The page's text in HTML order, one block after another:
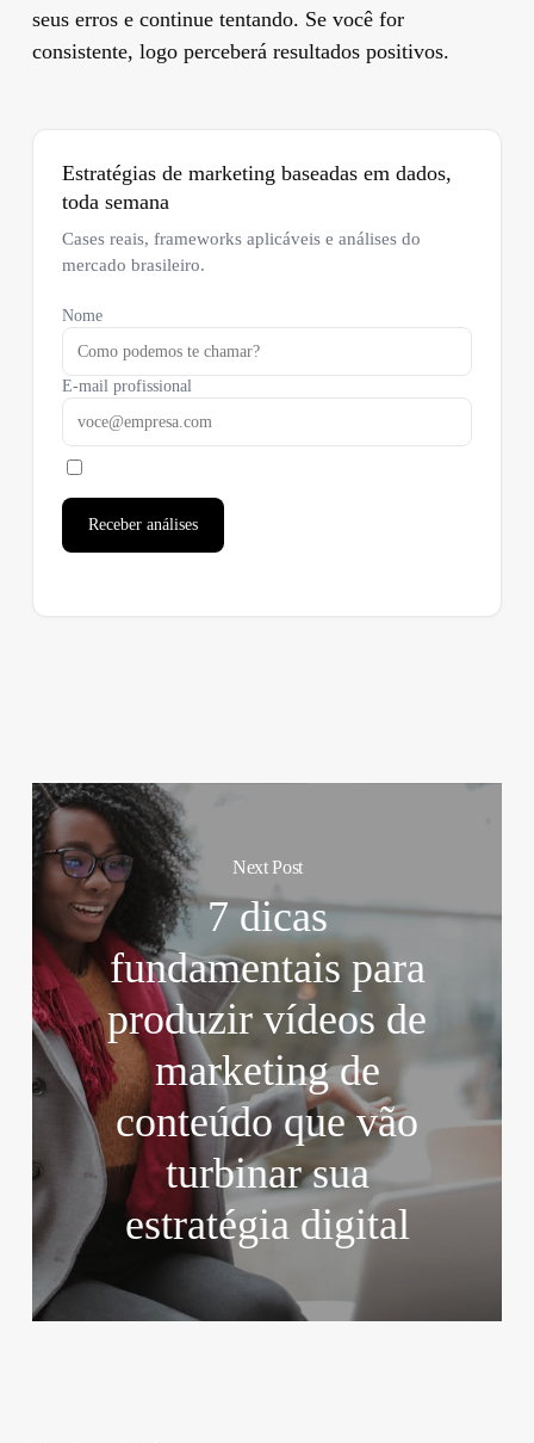
seus erros e continue tentando. Se você for
consistente, logo perceberá resultados positivos.
Estratégias de marketing baseadas em dados,
toda semana
Cases reais, frameworks aplicáveis e análises do
mercado brasileiro.
Nome
E-mail profissional
Receber análises
Next Post
7 dicas
fundamentais para
produzir vídeos de
marketing de
conteúdo que vão
turbinar sua
estratégia digital